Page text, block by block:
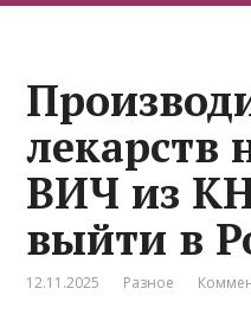
лекарств
ВИЧ из
выйти в
12.11.2025 Разное